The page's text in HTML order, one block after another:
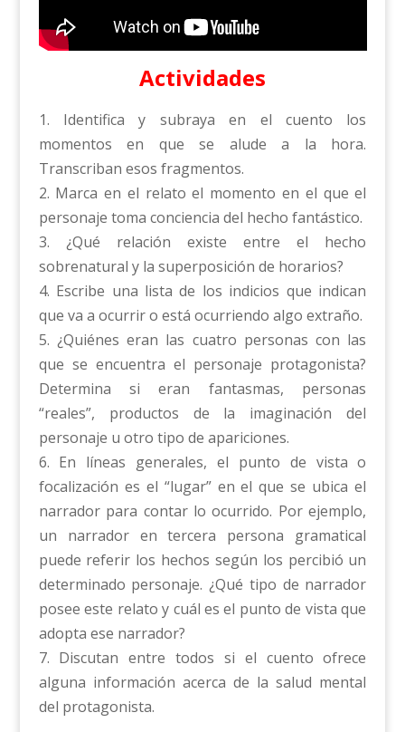
Actividades
1. Identifica y subraya en el cuento los
momentos en que se alude a la hora.
Transcriban esos fragmentos.
2. Marca en el relato el momento en el que el
personaje toma conciencia del hecho fantástico.
3. ¿Qué relación existe entre el hecho
sobrenatural y la superposición de horarios?
4. Escribe una lista de los indicios que indican
que va a ocurrir o está ocurriendo algo extraño.
5. ¿Quiénes eran las cuatro personas con las
que se encuentra el personaje protagonista?
Determina si eran fantasmas, personas
“reales”, productos de la imaginación del
personaje u otro tipo de apariciones.
6. En líneas generales, el punto de vista o
focalización es el “lugar” en el que se ubica el
narrador para contar lo ocurrido. Por ejemplo,
un narrador en tercera persona gramatical
puede referir los hechos según los percibió un
determinado personaje. ¿Qué tipo de narrador
posee este relato y cuál es el punto de vista que
adopta ese narrador?
7. Discutan entre todos si el cuento ofrece
alguna información acerca de la salud mental
del protagonista.